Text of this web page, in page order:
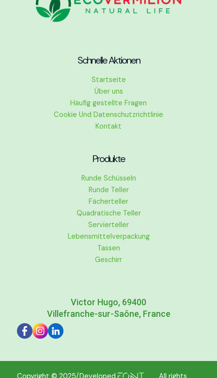
Schnelle Aktionen
Startseite
Über uns
Häufig gestellte Fragen
Cookie Und Datenschutzrichtlinie
Kontakt
Produkte
Runde Schüsseln
Runde Teller
Fächerteller
Quadratische Teller
Servierteller
Lebensmittelverpackung
Tassen
Geschirr
Victor Hugo, 69400
Villefranche-sur-Saône, France